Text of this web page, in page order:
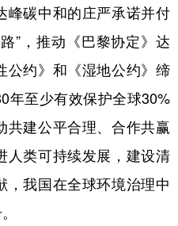
峰碳中和的庄严承诺并付
”，推动《巴黎协定》达
公约》和《湿地公约》缔
年至少有效保护全球30%
共建公平合理、合作共赢
人类可持续发展，建设清
，我国在全球环境治理中